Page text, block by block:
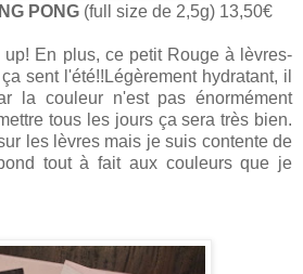
PONG (full size de 2,5g) 13,50€
En plus, ce petit Rouge à lèvres-
sent l'été!!Légèrement hydratant, il
la couleur n'est pas énormément
tous les jours ça sera très bien.
les lèvres mais je suis contente de
tout à fait aux couleurs que je